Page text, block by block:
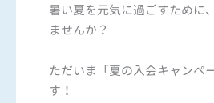
暑い夏を元気に過ごすために
ませんか？
ただいま「夏の入会キャンペ
す！